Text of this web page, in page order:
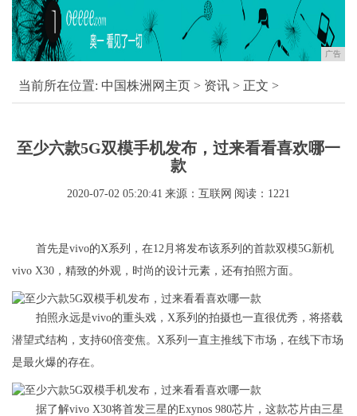
广告
当前所在位置: 中国株洲网主页 > 资讯 > 正文 >
至少六款5G双模手机发布，过来看看喜欢哪一
款
2020-07-02 05:20:41 来源：互联网 阅读：1221
首先是vivo的X系列，在12月将发布该系列的首款双模5G新机
vivo X30，精致的外观，时尚的设计元素，还有拍照方面。
拍照永远是vivo的重头戏，X系列的拍摄也一直很优秀，将搭载
潜望式结构，支持60倍变焦。X系列一直主推线下市场，在线下市场
是最火爆的存在。
据了解vivo X30将首发三星的Exynos 980芯片，这款芯片由三星